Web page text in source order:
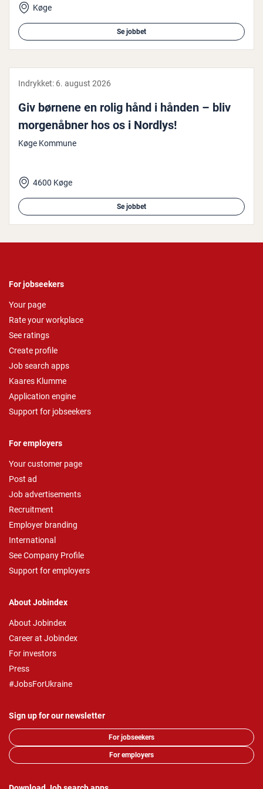
Køge
Se jobbet
Indrykket: 6. august 2026
Giv børnene en rolig hånd i hånden – bliv
mor­genåb­ner hos os i Nordlys!
Køge Kommune
4600 Køge
Se jobbet
For jobseekers
Your page
Rate your workplace
See ratings
Create profile
Job search apps
Kaares Klumme
Application engine
Support for jobseekers
For employers
Your customer page
Post ad
Job advertisements
Recruitment
Employer branding
International
See Company Profile
Support for employers
About Jobindex
About Jobindex
Career at Jobindex
For investors
Press
#JobsForUkraine
Sign up for our newsletter
For jobseekers
For employers